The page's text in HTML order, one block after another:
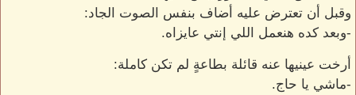
وقبل أن تعترض عليه أضاف بنفس الصوت الجاد:
-وبعد كده هنعمل اللي إنتي عايزاه.
أرخت عينيها عنه قائلة بطاعةٍ لم تكن كاملة:
-ماشي يا حاج.